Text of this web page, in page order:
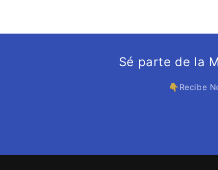
Sé parte de la
👇Recibe